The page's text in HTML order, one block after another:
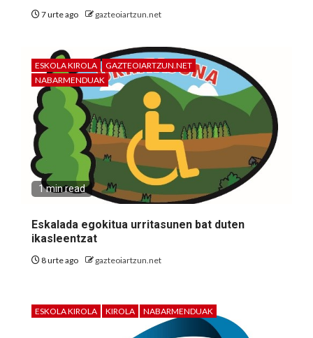
7 urte ago gazteoiartzun.net
ESKOLA KIROLA
GAZTEOIARTZUN.NET
NABARMENDUAK
1 min read
Eskalada egokitua urritasunen bat duten
ikasleentzat
8 urte ago gazteoiartzun.net
ESKOLA KIROLA KIROLA NABARMENDUAK